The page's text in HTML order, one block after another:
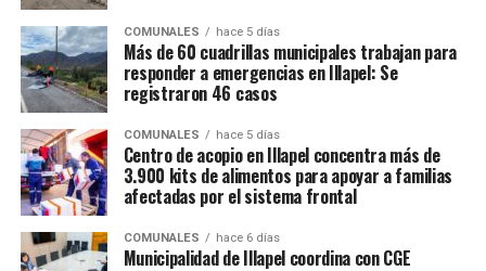
COMUNALES hace 5 días
Más de 60 cuadrillas municipales trabajan para
responder a emergencias en Illapel: Se
registraron 46 casos
COMUNALES hace 5 días
Centro de acopio en Illapel concentra más de
3.900 kits de alimentos para apoyar a familias
afectadas por el sistema frontal
COMUNALES hace 6 días
Municipalidad de Illapel coordina con CGE